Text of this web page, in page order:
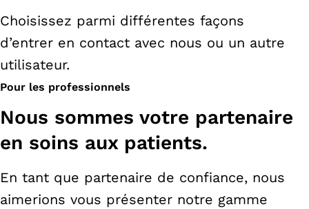
Choisissez parmi différentes façons
d’entrer en contact avec nous ou un autre
utilisateur.
Pour les professionnels
Nous sommes votre partenaire
en soins aux patients.
En tant que partenaire de confiance, nous
aimerions vous présenter notre gamme